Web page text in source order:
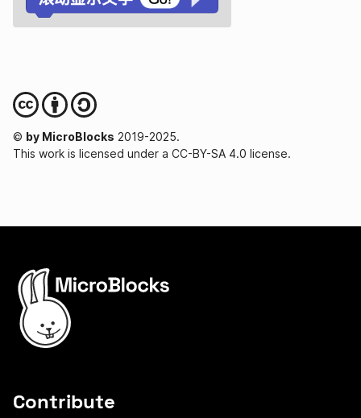
© by MicroBlocks 2019-2025.
This work is licensed under a CC-BY-SA 4.0 license.
Contribute